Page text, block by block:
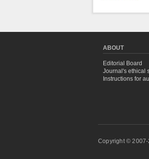
ABOUT
Editorial Board
Journal's ethical
Instructions for
Copyright ©